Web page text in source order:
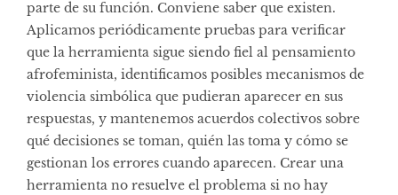
parte de su función. Conviene saber que existen.
Aplicamos periódicamente pruebas para verificar
que la herramienta sigue siendo fiel al pensamiento
afrofeminista, identificamos posibles mecanismos de
violencia simbólica que pudieran aparecer en sus
respuestas, y mantenemos acuerdos colectivos sobre
qué decisiones se toman, quién las toma y cómo se
gestionan los errores cuando aparecen. Crear una
herramienta no resuelve el problema si no hay